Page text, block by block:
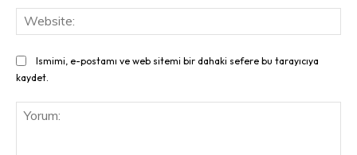
Ismimi, e-postamı ve web sitemi bir dahaki sefere bu tarayıcıya
kaydet.